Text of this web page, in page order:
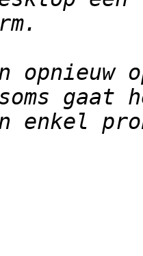
opnieuw
enkel